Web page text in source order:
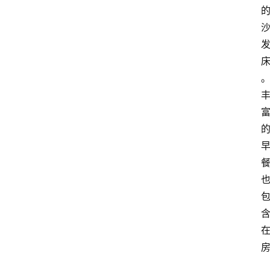
的
沙
发
床
。
丰
富
的
早
餐
也
包
含
在
房